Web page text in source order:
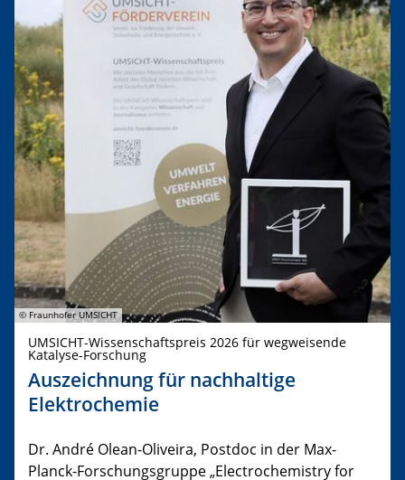
© Fraunhofer UMSICHT
UMSICHT-Wissenschaftspreis 2026 für wegweisende
Katalyse-Forschung
Auszeichnung für nachhaltige
Elektrochemie
Dr. André Olean-Oliveira, Postdoc in der Max-
Planck-Forschungsgruppe „Electrochemistry for